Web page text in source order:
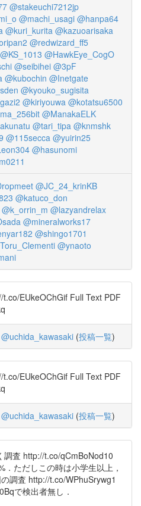
@stakeuchi7212jp
@machi_usagi @hanpa64
@kuri_kurita @kazuoarisaka
@redwizard_ff5
@KS_1013 @HawkEye_CogO
@seibihei @3pF
@kubochin @Inetgate
@kyouko_sugisita
@kiriyouwa @kotatsu6500
@ManakaELK
@tari_tipa @knmshk
@115secca @yuirin25
@hasunomi
@JC_24_krinKB
@katuco_don
@k_orrin_m @lazyandrelax
@mineralworks17
@shingo1701
@ynaoto
EUkeOChGif Full Text PDF
@uchida_kawasaki (投稿一覧)
EUkeOChGif Full Text PDF
@uchida_kawasaki (投稿一覧)
査 http://t.co/qCmBoNod10
ただしこの時は小学生以上，
調査 http://t.co/WPhuSrywg1
で検出者無し．